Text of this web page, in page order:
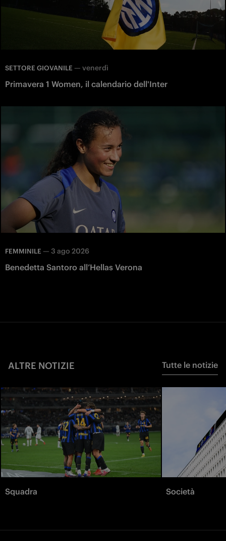
SETTORE GIOVANILE — venerdì
Primavera 1 Women, il calendario dell'Inter
FEMMINILE — 3 ago 2026
Benedetta Santoro all’Hellas Verona
ALTRE NOTIZIE Tutte le notizie
Squadra Società